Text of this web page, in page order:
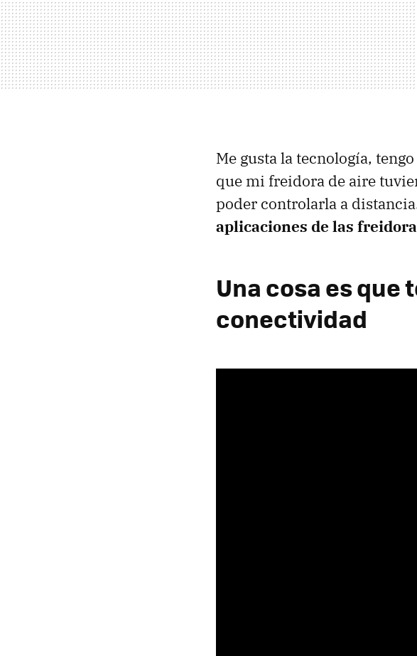
Me gusta la tecnología,
que mi freidora de aire
poder controlarla a
aplicaciones de las
Una cosa es que
conectividad